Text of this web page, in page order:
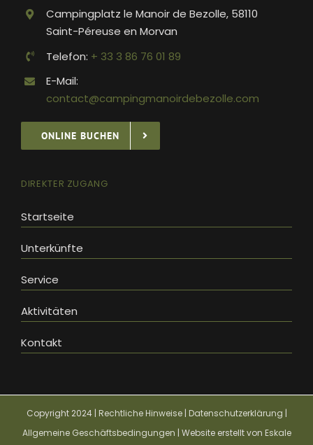
Campingplatz le Manoir de Bezolle, 58110
Saint-Péreuse en Morvan
Telefon: + 33 3 86 76 01 89
E-Mail:
contact@campingmanoirdebezolle.com
ONLINE BUCHEN
DIREKTER ZUGANG
Startseite
Unterkünfte
Service
Aktivitäten
Kontakt
Copyright 2024 | Rechtliche Hinweise | Datenschutzerklärung |
Allgemeine Geschäftsbedingungen | Website erstellt von Eskale